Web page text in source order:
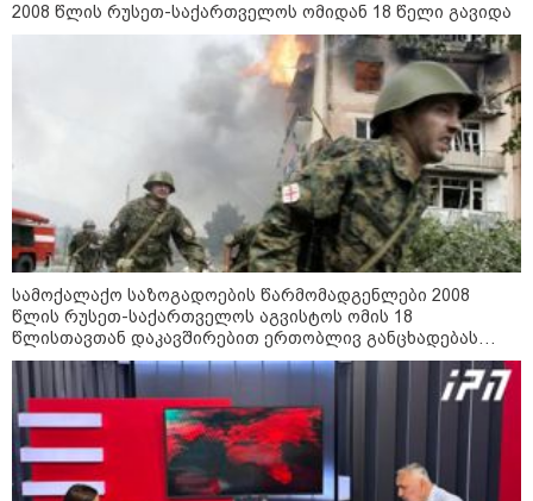
რა უნდა გავაკეთოთ პირველ
რიგში შუქის გამორთვისას: 5
მნიშვნელოვანი ნაბიჯი
1-დღიანი ტურები თბილისიდან:
სად წავიდეთ დილით და
დავბრუნდეთ საღამოს?
მსოფლიო
2008 წლის რუსეთ-საქართველოს ომიდან 18 წელი გავიდა
სამოქალაქო საზოგადოების წარმომადგენლები 2008
წლის რუსეთ-საქართველოს აგვისტოს ომის 18
წლისთავთან დაკავშირებით ერთობლივ განცხადებას
ავრცელებენ